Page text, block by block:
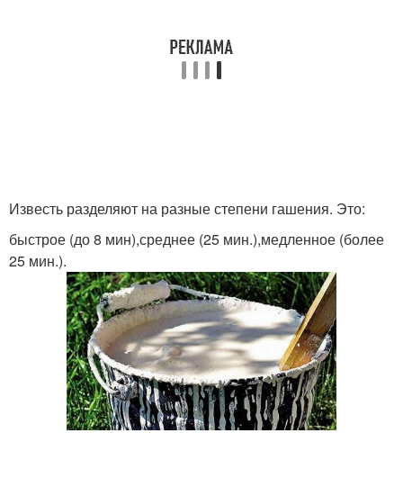
Известь разделяют на разные степени гашения. Это:
быстрое (до 8 мин),среднее (25 мин.),медленное (более
25 мин.).